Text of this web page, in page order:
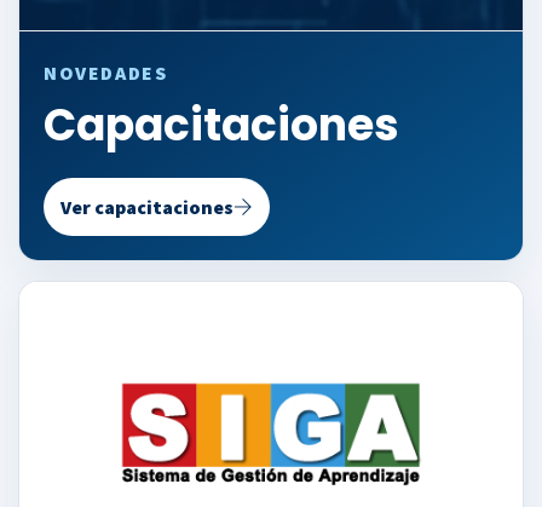
NOVEDADES
Capacitaciones
Ver capacitaciones